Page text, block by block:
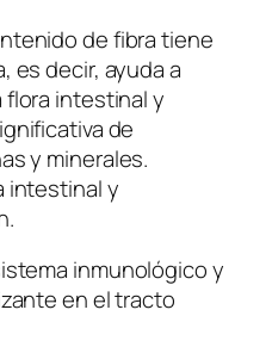
de fibra tiene
es decir, ayuda a
flora intestinal y
de
y minerales.
intestinal y
inmunológico y
en el tracto